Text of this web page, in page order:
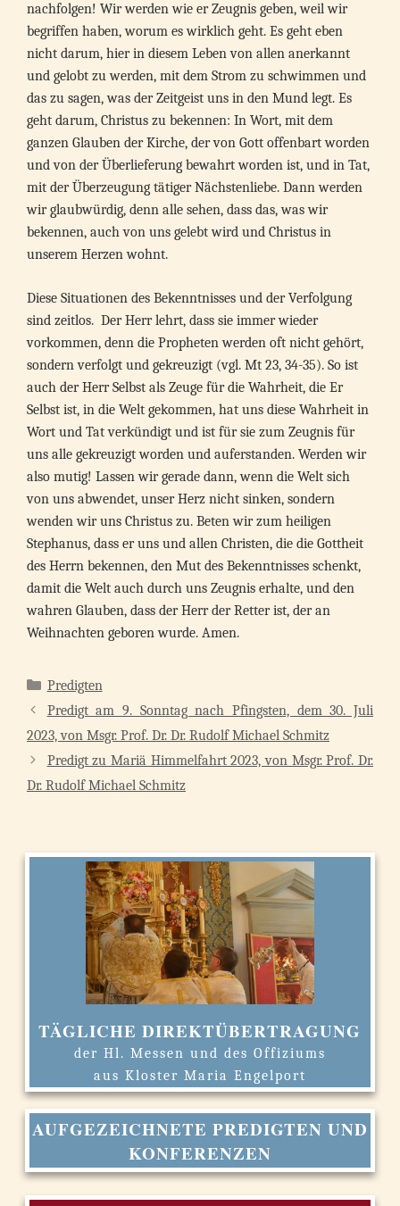
nachfolgen! Wir werden wie er Zeugnis geben, weil wir
begriffen haben, worum es wirklich geht. Es geht eben
nicht darum, hier in diesem Leben von allen anerkannt
und gelobt zu werden, mit dem Strom zu schwimmen und
das zu sagen, was der Zeitgeist uns in den Mund legt. Es
geht darum, Christus zu bekennen: In Wort, mit dem
ganzen Glauben der Kirche, der von Gott offenbart worden
und von der Überlieferung bewahrt worden ist, und in Tat,
mit der Überzeugung tätiger Nächstenliebe. Dann werden
wir glaubwürdig, denn alle sehen, dass das, was wir
bekennen, auch von uns gelebt wird und Christus in
unserem Herzen wohnt.
Diese Situationen des Bekenntnisses und der Verfolgung
sind zeitlos. Der Herr lehrt, dass sie immer wieder
vorkommen, denn die Propheten werden oft nicht gehört,
sondern verfolgt und gekreuzigt (vgl. Mt 23, 34-35). So ist
auch der Herr Selbst als Zeuge für die Wahrheit, die Er
Selbst ist, in die Welt gekommen, hat uns diese Wahrheit in
Wort und Tat verkündigt und ist für sie zum Zeugnis für
uns alle gekreuzigt worden und auferstanden. Werden wir
also mutig! Lassen wir gerade dann, wenn die Welt sich
von uns abwendet, unser Herz nicht sinken, sondern
wenden wir uns Christus zu. Beten wir zum heiligen
Stephanus, dass er uns und allen Christen, die die Gottheit
des Herrn bekennen, den Mut des Bekenntnisses schenkt,
damit die Welt auch durch uns Zeugnis erhalte, und den
wahren Glauben, dass der Herr der Retter ist, der an
Weihnachten geboren wurde. Amen.
Kategorien
Predigten
Predigt am 9. Sonntag nach Pfingsten, dem 30. Juli
2023, von Msgr. Prof. Dr. Dr. Rudolf Michael Schmitz
Predigt zu Mariä Himmelfahrt 2023, von Msgr. Prof. Dr.
Dr. Rudolf Michael Schmitz
TÄGLICHE DIREKTÜBERTRAGUNG
der Hl. Messen und des Offiziums
aus Kloster Maria Engelport
AUFGEZEICHNETE PREDIGTEN UND
KONFERENZEN